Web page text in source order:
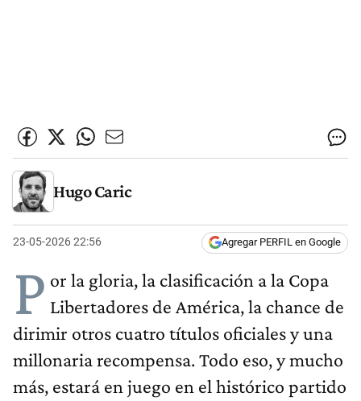
Hugo Caric
23-05-2026 22:56 Agregar PERFIL en Google
P or la gloria, la clasificación a la Copa
Libertadores de América, la chance de
dirimir otros cuatro títulos oficiales y una
millonaria recompensa. Todo eso, y mucho
más, estará en juego en el histórico partido